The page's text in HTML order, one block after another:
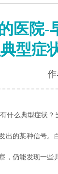
医院-
型症
什么典型症状
出的某种信号。
，仍能发现一些